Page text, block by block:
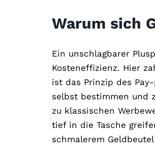
Warum sich
Ein unschlagbarer
Kosteneffizienz. Hier
ist das Prinzip des
selbst bestimmen und
zu klassischen
tief in die Tasche
schmalerem